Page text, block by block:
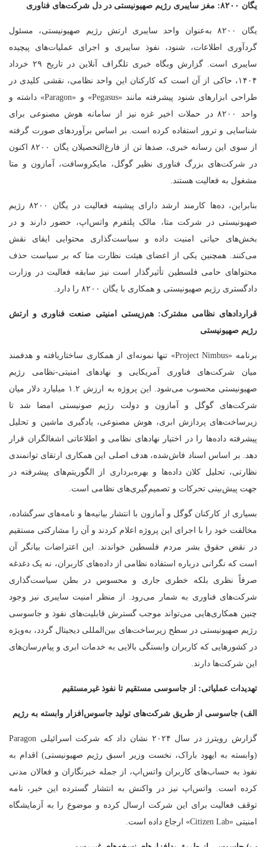
یگان ۸۲۰۰: مغز سایبری رژیم صهیونیستی در دل شرکت‌های فناوری
یگان ۸۲۰۰ به‌عنوان واحد سایبری ارتش رژیم صهیونیستی، مسئول
گردآوری اطلاعات، شنود، نفوذ سایبری و اجرای عملیات‌های پیچیده
سایبری است. گزارش وبگاه خبری تلگراف آنلاین در تاریخ ۲۹ خرداد
۱۴۰۴، حاکی از آن است که کارکنان این واحد نظامی، نقشی کلیدی در
طراحی ابزارهای شنود پیشرفته مانند «Pegasus» و «Paragon» داشته و
واحد ۸۲۰۰ در حملات اخیر غزه نیز از سامانه هوش مصنوعی برای
شناسایی و ترور استفاده کرده است. بر اساس برآوردهای صورت گرفته
از سوی این رسانه خبری، صدها تن از فارغ‌التحصیلان یگان ۸۲۰۰ اکنون
در شرکت‌های بزرگ فناوری نظیر گوگل، مایکروسافت، آمازون و متا
مشغول به فعالیت هستند.
بنابراین، ده‌ها کارمند ارشد دارای پیشینه فعالیت در یگان ۸۲۰۰ رژیم
صهیونیستی در شرکت متا، مالک پلتفرم واتس‌اپ، حضور دارند و در
بخش‌های حیاتی امنیت داده و سیاست‌گذاری محتوایی ایفای نقش
می‌کنند. همچنین یکی از اعضای هیئت نظارت متا که بر سیاست حذف
محتواهای حامی فلسطین تأثیرگذار است نیز سابقه فعالیت در وزارت
دادگستری رژیم صهیونیستی و همکاری با یگان ۸۲۰۰ را دارد.
قراردادهای نظامی مشترک: هم‌زیستی امنیتی صنعت فناوری و ارتش
رژیم صهیونیستی
برنامه «Project Nimbus» تنها نمونه‌ای از همکاری ساختاریافته و هدفمند
میان شرکت‌های فناوری آمریکایی و نهادهای امنیتی-نظامی رژیم
صهیونیستی محسوب می‌شود. این پروژه به ارزش ۱.۲ میلیارد دلار میان
شرکت‌های گوگل و آمازون و دولت رژیم صونیستی امضا شد تا
زیرساخت‌های پردازش ابری، هوش مصنوعی، یادگیری ماشین و تحلیل
پیشرفته داده‌ها را در اختیار نهادهای نظامی و اطلاعاتی اشغالگران قرار
دهد. بر اساس اسناد فاش‌شده، هدف اصلی این همکاری ارتقای توانمندی
نظارتی، تحلیل کلان داده‌ها و بهره‌برداری از الگوریتم‌های پیشرفته در
جهت پیش‌بینی تحرکات و تصمیم‌گیری‌های نظامی است.
بسیاری از کارکنان گوگل و آمازون با انتشار بیانیه‌ها و نامه‌های سرگشاده،
مخالفت خود را با اجرای این پروژه اعلام کردند و آن را مشارکتی مستقیم
در نقض حقوق بشر مردم فلسطین خواندند. این اعتراضات بیانگر آن
است که نگرانی درباره استفاده نظامی از داده‌های کاربران، نه یک دغدغه
صرفاً نظری بلکه خطری جاری و محسوس در بطن سیاست‌گذاری
شرکت‌های فناوری به شمار می‌رود. از منظر امنیت سایبری نیز وجود
چنین همکاری‌هایی می‌تواند موجب گسترش قابلیت‌های نفوذ و جاسوسی
رژیم صهیونیستی در سطح زیرساخت‌های بین‌المللی دیجیتال گردد، به‌ویژه
در کشورهایی که کاربران وابستگی بالایی به خدمات ابری و پیام‌رسان‌های
این شرکت‌ها دارند.
تهدیدات عملیاتی: از جاسوسی مستقیم تا نفوذ غیرمستقیم
الف) جاسوسی از طریق شرکت‌های تولید جاسوس‌افزار وابسته به رژیم
گزارش رویترز در سال ۲۰۲۴ نشان داد که شرکت اسرائیلی Paragon
(وابسته به ایهود باراک، نخست وزیر اسبق رژیم صهیونیستی) اقدام به
نفوذ به حساب‌های کاربران واتس‌اپ، از جمله خبرنگاران و فعالان مدنی
کرده است. واتس‌اپ نیز در واکنش به انتشار گسترده این خبر، نامه
توقف فعالیت برای این شرکت ارسال کرده و موضوع را به آزمایشگاه
امنیتی «Citizen Lab» ارجاع داده است.